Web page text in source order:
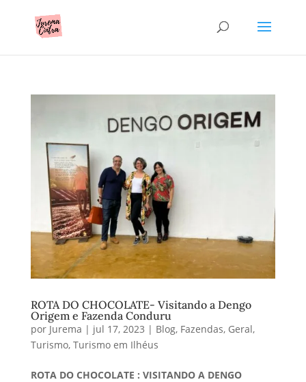
ROTA DO CHOCOLATE- Visitando a Dengo
Origem e Fazenda Conduru
por Jurema | jul 17, 2023 | Blog, Fazendas, Geral,
Turismo, Turismo em Ilhéus
ROTA DO CHOCOLATE : VISITANDO A DENGO